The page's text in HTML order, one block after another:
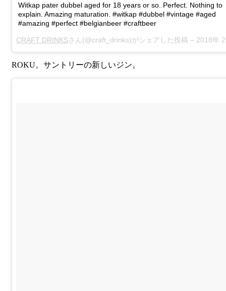
Witkap pater dubbel aged for 18 years or so. Perfect. Nothing to
explain. Amazing maturation. #witkap #dubbel #vintage #aged
#amazing #perfect #belgianbeer #craftbeer
CRAFT DRINKSさん(@craft_drinks)がシェアした投稿 – 2018年 2月月23日午前12時
ROKU。サントリーの新しいジン。